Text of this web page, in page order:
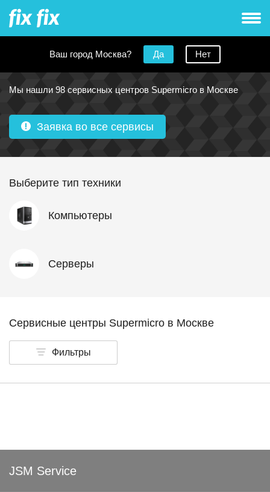
Ваш город Москва? Да Нет
Сервисные центры Supermicro в Москве
Мы нашли 98 сервисных центров Supermicro в Москве
Заявка во все сервисы
Выберите тип техники
Компьютеры
Серверы
Сервисные центры Supermicro в Москве
Фильтры
JSM Service